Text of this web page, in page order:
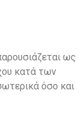
ως
κατά των
όσο και